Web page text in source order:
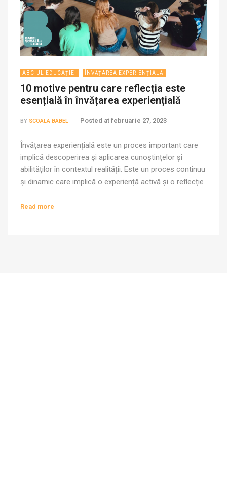
ABC-UL EDUCAȚIEI ÎNVĂȚAREA EXPERIENȚIALĂ
10 motive pentru care reflecția este
esențială în învățarea experiențială
BY SCOALA BABEL Posted at februarie 27, 2023
Învățarea experiențială este un proces important care
implică descoperirea și aplicarea cunoștințelor și
abilităților în contextul realității. Este un proces continuu
și dinamic care implică o experiență activă și o reflecție
a învățării experiențiale și poate fi definită ca procesul
Read more